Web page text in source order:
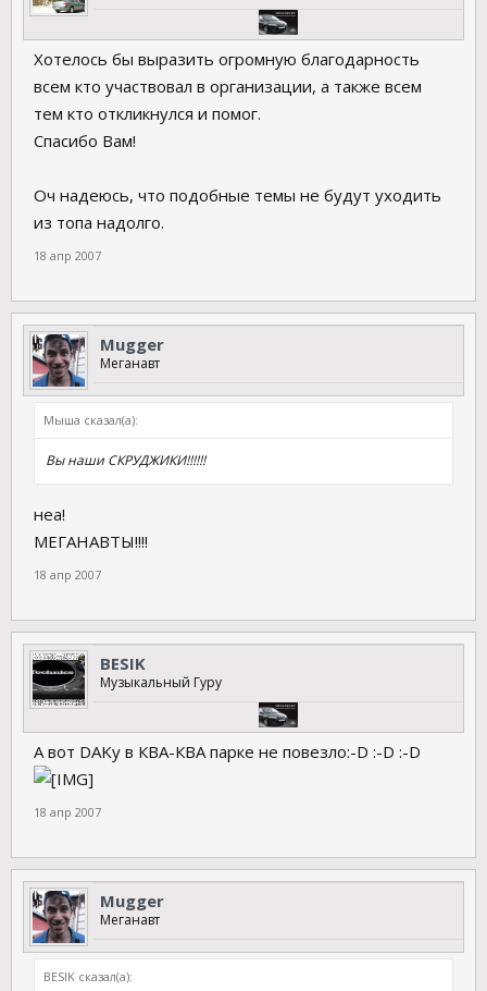
Хотелось бы выразить огромную благодарность
всем кто участвовал в организации, а также всем
тем кто откликнулся и помог.
Спасибо Вам!
Оч надеюсь, что подобные темы не будут уходить
из топа надолго.
18 апр 2007
Mugger
Меганавт
Мыша сказал(а):
Вы наши СКРУДЖИКИ!!!!!!
неа!
МЕГАНАВТЫ!!!!
18 апр 2007
BESIK
Музыкальный Гуру
А вот DAKу в КВА-КВА парке не повезло:-D :-D :-D
18 апр 2007
Mugger
Меганавт
BESIK сказал(а):